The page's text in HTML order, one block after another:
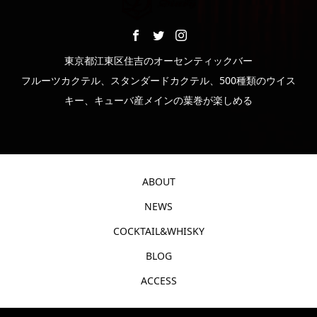
東京都江東区住吉のオーセンティックバー
フルーツカクテル、スタンダードカクテル、500種類のウイス
キー、キューバ産メインの葉巻が楽しめる
ABOUT
NEWS
COCKTAIL&WHISKY
BLOG
ACCESS